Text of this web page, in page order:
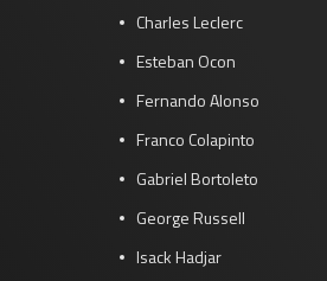
Charles Leclerc
Esteban Ocon
Fernando Alonso
Franco Colapinto
Gabriel Bortoleto
George Russell
Isack Hadjar